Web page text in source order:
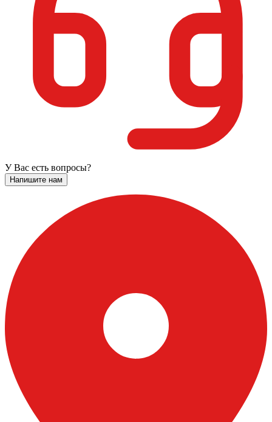
У Вас есть вопросы?
Напишите нам